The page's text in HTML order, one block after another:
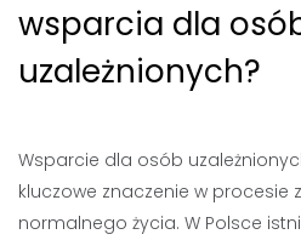
wsparcia dla
uzależnionych?
Wsparcie dla osób
kluczowe znaczenie w procesie
normalnego życia. W Polsce